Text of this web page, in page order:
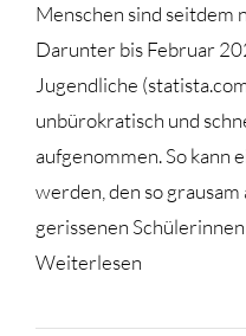
Menschen sind seitdem
Darunter bis Februar
Jugendliche
unbürokratisch und
aufgenommen. So
werden, den so
gerissenen
Weiterlesen